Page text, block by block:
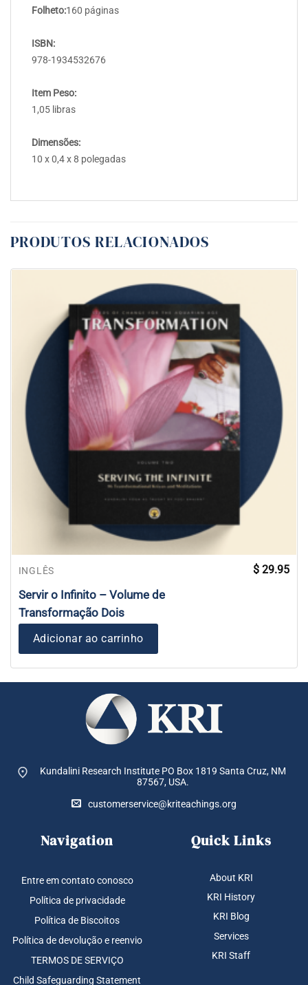
Folheto:160 páginas
ISBN:
978-1934532676
Item Peso:
1,05 libras
Dimensões:
10 x 0,4 x 8 polegadas
PRODUTOS RELACIONADOS
INGLÊS
Servir o Infinito – Volume de
Transformação Dois
$ 29.95
Adicionar ao carrinho
Kundalini Research Institute PO Box 1819 Santa Cruz, NM
87567, USA.
customerservice@kriteachings.org
Navigation
Entre em contato conosco
Política de privacidade
Política de Biscoitos
Política de devolução e reenvio
TERMOS DE SERVIÇO
Child Safeguarding Statement
Quick Links
About KRI
KRI History
KRI Blog
Services
KRI Staff